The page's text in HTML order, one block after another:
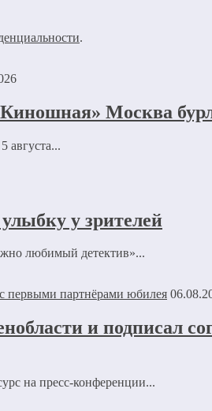
.
Москва
августа...
у зрителей
любимый детектив»...
и подписал
на пресс-конференции...